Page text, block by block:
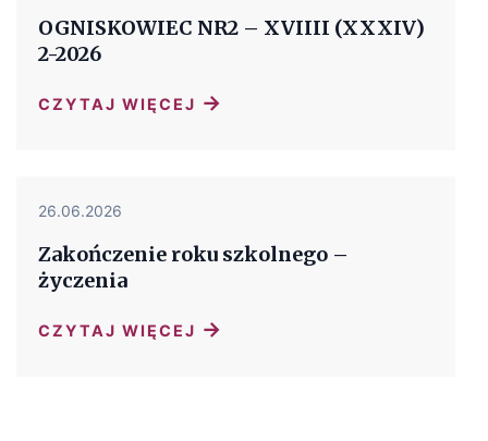
OGNISKOWIEC NR2 – XVIIII (XXXIV)
2-2026
CZYTAJ WIĘCEJ →
26.06.2026
Zakończenie roku szkolnego –
życzenia
CZYTAJ WIĘCEJ →